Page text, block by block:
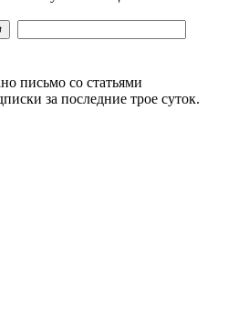
письмо со статьями
за последние трое суток.